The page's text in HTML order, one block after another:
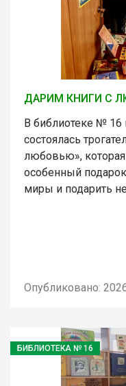
ДАРИМ КНИГИ С
В библиотеке №
состоялась
любовью»,
особенный
миры и подарить
Опубликовано:
БИБЛИОТЕКА № 16